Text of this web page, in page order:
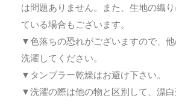
は問題ありません。また、生地の織
ている場合もございます。
▼色落ちの恐れがございますので、
洗濯してください。
▼タンブラー乾燥はお避け下さい。
▼洗濯の際は他の物と区別して、漂